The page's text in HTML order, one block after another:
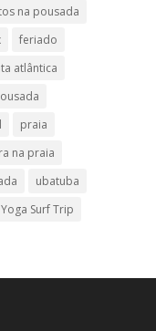
na pousada
feriado
atlântica
praia
na praia
ubatuba
Yoga Surf Trip